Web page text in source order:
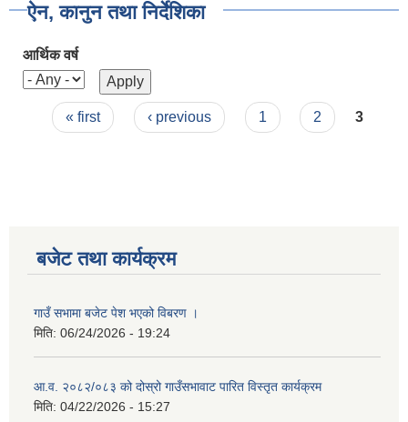
ऐन, कानुन तथा निर्देशिका
आर्थिक वर्ष
Pages
« first ‹ previous 1 2 3
बजेट तथा कार्यक्रम
गाउँ सभामा बजेट पेश भएको विबरण ।
मिति: 06/24/2026 - 19:24
आ.व. २०८२/०८३ को दोस्रो गाउँसभावाट पारित विस्तृत कार्यक्रम
मिति: 04/22/2026 - 15:27